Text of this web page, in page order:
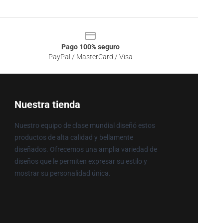
Pago 100% seguro
PayPal / MasterCard / Visa
Nuestra tienda
Nuestro equipo de clase mundial diseñó estos
productos de alta calidad y bellamente
diseñados. Ofrecemos una amplia variedad de
diseños que le permiten expresar su estilo y
mostrar su personalidad única.